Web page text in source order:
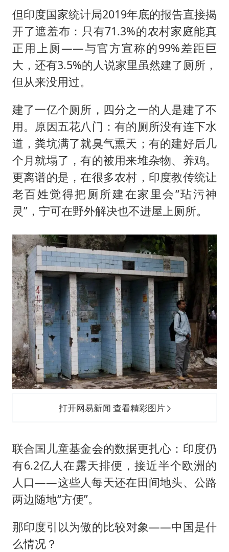
但印度国家统计局2019年底的报告直接揭
开了遮羞布：只有71.3%的农村家庭能真
正用上厕——与官方宣称的99%差距巨
大，还有3.5%的人说家里虽然建了厕所，
但从来没用过。
建了一亿个厕所，四分之一的人是建了不
用。原因五花八门：有的厕所没有连下水
道，粪坑满了就臭气熏天；有的建好后几
个月就塌了，有的被用来堆杂物、养鸡。
更离谱的是，在很多农村，印度教传统让
老百姓觉得把厕所建在家里会“玷污神
灵”，宁可在野外解决也不进屋上厕所。
打开网易新闻 查看精彩图片
联合国儿童基金会的数据更扎心：印度仍
有6.2亿人在露天排便，接近半个欧洲的
人口——这些人每天还在田间地头、公路
两边随地“方便”。
那印度引以为傲的比较对象——中国是什
么情况？